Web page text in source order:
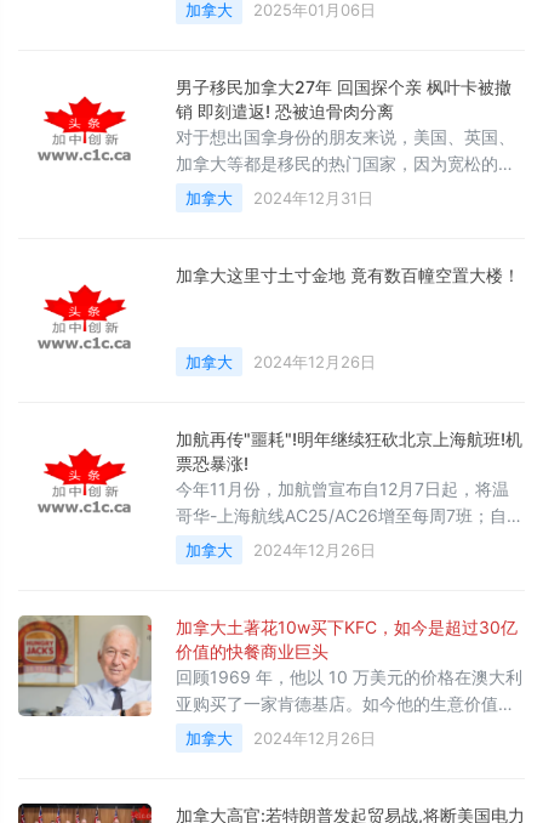
加拿大 2025年01月06日
男子移民加拿大27年 回国探个亲 枫叶卡被撤
销 即刻遣返! 恐被迫骨肉分离
对于想出国拿身份的朋友来说，美国、英国、
加拿大等都是移民的热门国家，因为宽松的政
策、良好的环境、丰富的教育资源、诸多社会
福利等，吸引着很多海外人士。
加拿大 2024年12月31日
加拿大这里寸土寸金地 竟有数百幢空置大楼！
加拿大 2024年12月26日
加航再传"噩耗"!明年继续狂砍北京上海航班!机
票恐暴涨!
今年11月份，加航曾宣布自12月7日起，将温
哥华-上海航线AC25/AC26增至每周7班；自
2025年1月15日起，恢复温哥华-北京航线
AC29/AC30至每周7班。
加拿大 2024年12月26日
加拿大土著花10w买下KFC，如今是超过30亿
价值的快餐商业巨头
回顾1969 年，他以 10 万美元的价格在澳大利
亚购买了一家肯德基店。如今他的生意价值超
过 30 亿美元，每年带来超过 3 亿美元的收
入。
加拿大 2024年12月26日
加拿大高官:若特朗普发起贸易战,将断美国电力